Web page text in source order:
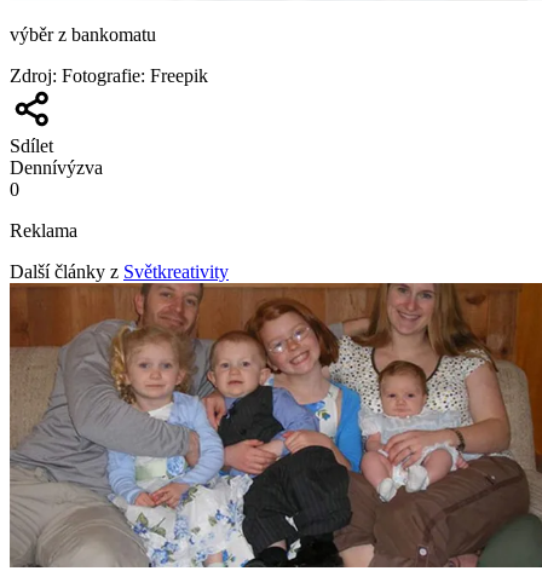
výběr z bankomatu
Zdroj: Fotografie: Freepik
Sdílet
Dennívýzva
0
Reklama
Další články z Světkreativity